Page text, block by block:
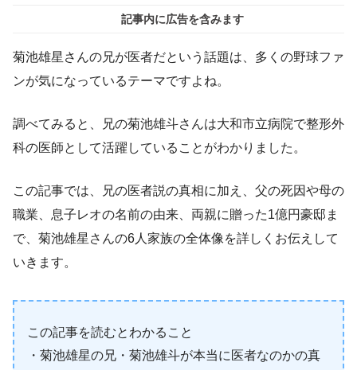
記事内に広告を含みます
菊池雄星さんの兄が医者だという話題は、多くの野球ファ
ンが気になっているテーマですよね。
調べてみると、兄の菊池雄斗さんは大和市立病院で整形外
科の医師として活躍していることがわかりました。
この記事では、兄の医者説の真相に加え、父の死因や母の
職業、息子レオの名前の由来、両親に贈った1億円豪邸ま
で、菊池雄星さんの6人家族の全体像を詳しくお伝えして
いきます。
この記事を読むとわかること
・菊池雄星の兄・菊池雄斗が本当に医者なのかの真